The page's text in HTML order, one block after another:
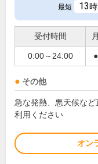
最短 13時
受付時間 月
0:00～24:00 ●
その他
急な発熱、悪天候な
利用ください
オン